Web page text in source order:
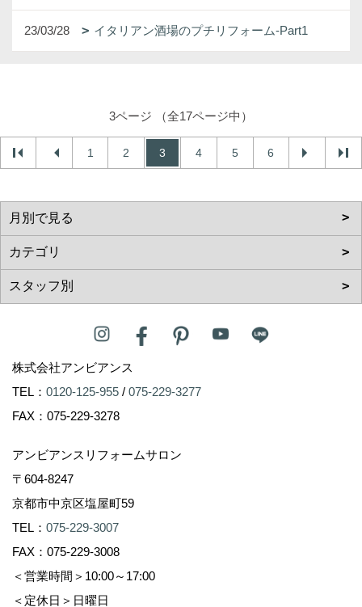
23/03/28 イタリアン酒場のプチリフォーム-Part1
3ページ （全17ページ中）
1 2 3 4 5 6
株式会社アンビアンス
TEL： 0120-125-955 / 075-229-3277
FAX：075-229-3278
アンビアンスリフォームサロン
〒604-8247
京都市中京区塩屋町59
TEL： 075-229-3007
FAX：075-229-3008
＜営業時間＞10:00～17:00
＜定休日＞日曜日